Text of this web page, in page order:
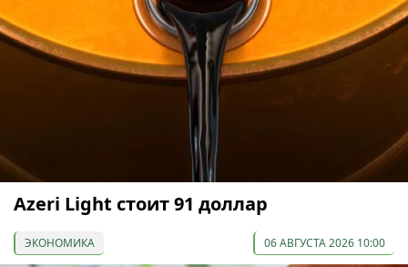
Azeri Light стоит 91 доллар
ЭКОНОМИКА 06 АВГУСТА 2026 10:00